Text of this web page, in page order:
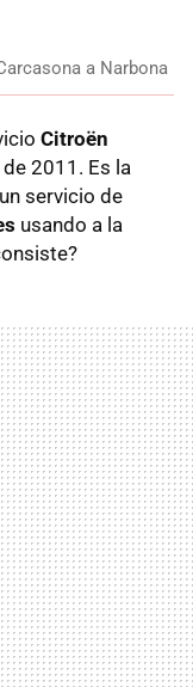
a Narbona
Citroën
2011. Es la
servicio de
usando a la